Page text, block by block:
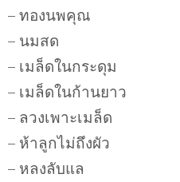
– ทองนพคุณ
– นมสด
– เมล็ดในกระดุม
– เมล็ดในก้านยาว
– ลวงเพาะเมล็ด
– ห้าลูกไม่ถึงผัว
– หลงลับแล